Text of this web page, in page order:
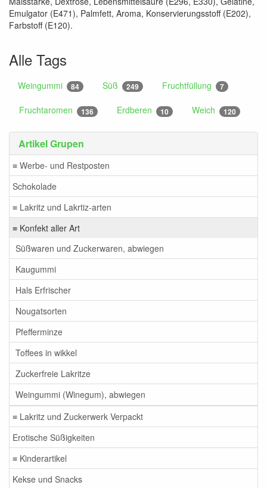
Artikel Grupen
≡ Werbe- und Restposten
Schokolade
≡ Lakritz und Lakrtiz-arten
≡ Konfekt aller Art
Süßwaren und Zuckerwaren, abwiegen
Kaugummi
Hals Erfrischer
Nougatsorten
Pfefferminze
Toffees in wikkel
Zuckerfreie Lakritze
Weingummi (Winegum), abwiegen
≡ Lakritz und Zuckerwerk Verpackt
Erotische Süßigkeiten
≡ Kinderartikel
Kekse und Snacks
Emulgator (E471), Palmfett, Aroma, Konservierungsstoff (E202),
Farbstoff (E120).
Alle Tags
Weingummi 84 Süß 249 Fruchtfüllung 7
Fruchtaromen 136 Erdberen 10 Weich 120